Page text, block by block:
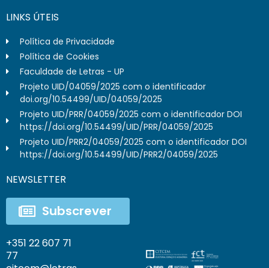
LINKS ÚTEIS
Política de Privacidade
Política de Cookies
Faculdade de Letras - UP
Projeto UID/04059/2025 com o identificador
doi.org/10.54499/UID/04059/2025
Projeto UID/PRR/04059/2025 com o identificador DOI
https://doi.org/10.54499/UID/PRR/04059/2025
Projeto UID/PRR2/04059/2025 com o identificador DOI
https://doi.org/10.54499/UID/PRR2/04059/2025
NEWSLETTER
Subscrever
+351 22 607 71
77